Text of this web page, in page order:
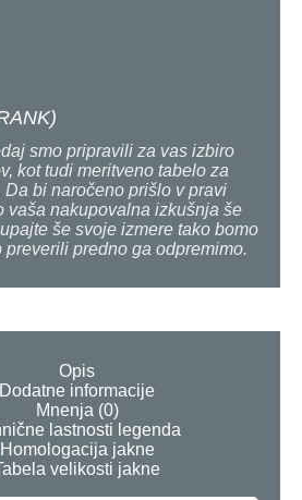
smo pripravili za vas izbiro
kot tudi meritveno tabelo za
Da bi naročeno prišlo v pravi
vaša nakupovalna izkušnja še
še svoje izmere tako bomo
preverili predno ga odpremimo.
Opis
Dodatne informacije
Mnenja (0)
lastnosti legenda
Homologacija jakne
velikosti jakne